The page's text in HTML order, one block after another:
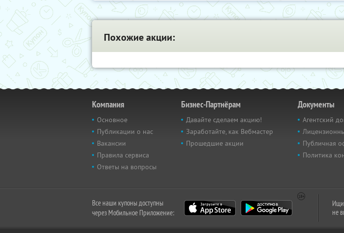
Похожие акции:
Компания
Основное
Публикации о нас
Вакансии
Правила сервиса
Ответы на вопросы
Бизнес-Партнёрам
Давайте сделаем акцию!
Заработайте, как Вебмастер
Прошедшие акции
Документы
Агентский
Публичная
Политика
Все наши купоны доступны
через Мобильное Приложение:
не